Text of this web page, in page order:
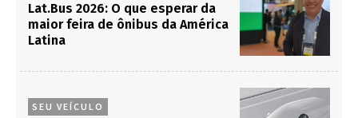
Lat.Bus 2026: O que esperar da
maior feira de ônibus da América
Latina
SEU VEÍCULO